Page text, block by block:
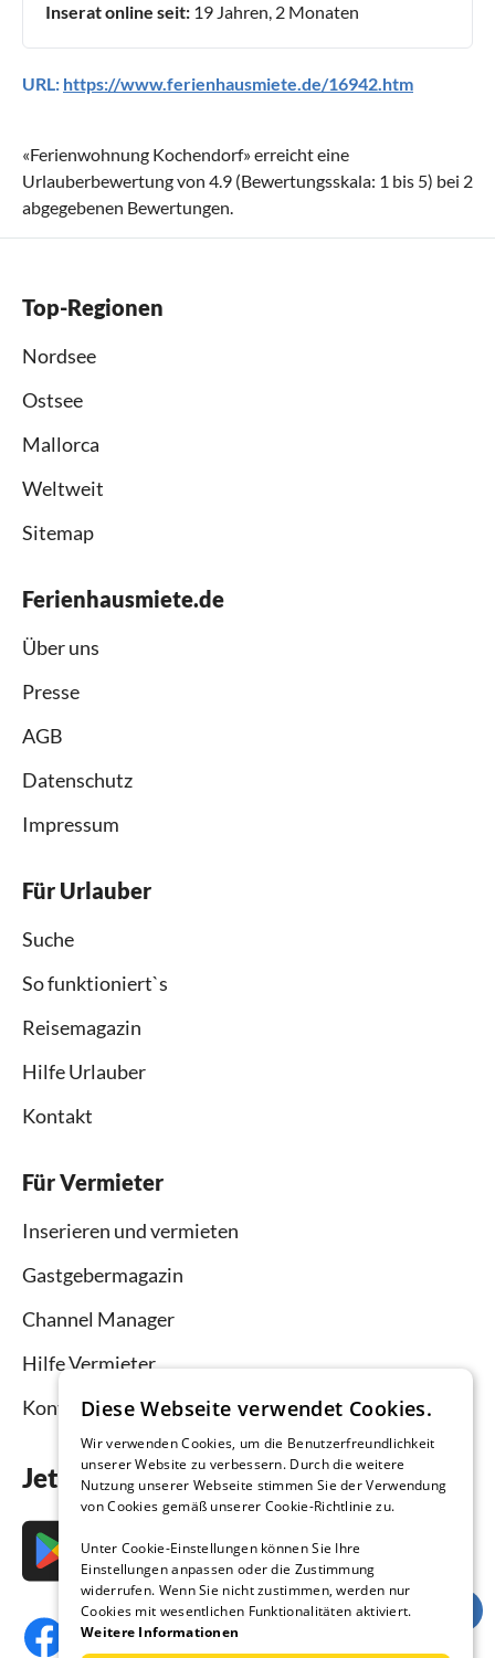
Inserat online seit: 19 Jahren, 2 Monaten
URL: https://www.ferienhausmiete.de/16942.htm
«Ferienwohnung Kochendorf» erreicht eine
Urlauberbewertung von 4.9 (Bewertungsskala: 1 bis 5) bei 2
abgegebenen Bewertungen.
Top-Regionen
Nordsee
Ostsee
Mallorca
Weltweit
Sitemap
Ferienhausmiete.de
Über uns
Presse
AGB
Datenschutz
Impressum
Für Urlauber
Suche
So funktioniert`s
Reisemagazin
Hilfe Urlauber
Kontakt
Für Vermieter
Inserieren und vermieten
Gastgebermagazin
Channel Manager
Hilfe Vermieter
Kontakt
Jetzt die App downloaden
Diese Webseite verwendet Cookies.
Wir verwenden Cookies, um die Benutzerfreundlichkeit
unserer Website zu verbessern. Durch die weitere
Nutzung unserer Webseite stimmen Sie der Verwendung
von Cookies gemäß unserer Cookie-Richtlinie zu.
Unter Cookie-Einstellungen können Sie Ihre
Einstellungen anpassen oder die Zustimmung
widerrufen. Wenn Sie nicht zustimmen, werden nur
Cookies mit wesentlichen Funktionalitäten aktiviert.
Weitere Informationen